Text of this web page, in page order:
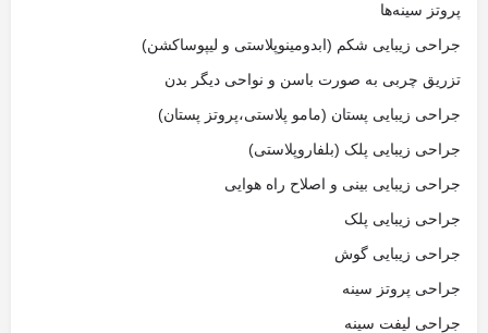
پروتز سینه‌ها
جراحی زیبایی شکم (ابدومینوپلاستی و لیپوساکشن)
تزریق چربی به صورت باسن و نواحی دیگر بدن
جراحی زیبایی پستان (مامو پلاستی،پروتز پستان)
جراحی زیبایی پلک (بلفاروپلاستی)
جراحی زیبایی بینی و اصلاح راه هوایی
جراحی زیبایی پلک
جراحی زیبایی گوش
جراحی پروتز سینه
جراحی لیفت سینه